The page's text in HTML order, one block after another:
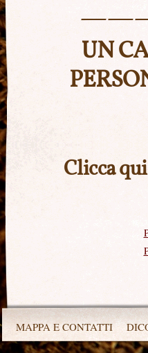
UN
Clicca
MAPPA E CONTATTI